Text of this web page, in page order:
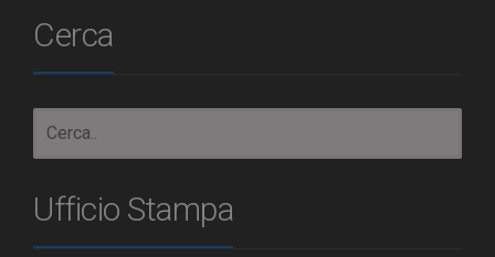
Cerca
Ufficio Stampa